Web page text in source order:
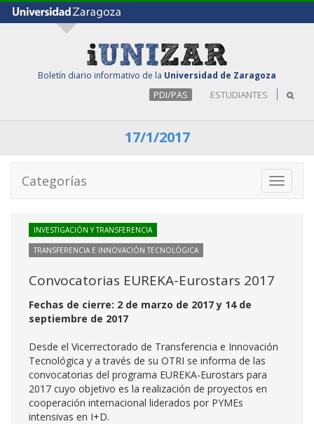
Boletín diario informativo de la Universidad de Zaragoza
PDI/PAS ESTUDIANTES
17/1/2017
Toggle
Categorías
INVESTIGACIÓN Y TRANSFERENCIA
TRANSFERENCIA E INNOVACIÓN TECNOLÓGICA
Convocatorias EUREKA-Eurostars 2017
Fechas de cierre: 2 de marzo de 2017 y 14 de
septiembre de 2017
Desde el Vicerrectorado de Transferencia e Innovación
Tecnológica y a través de su OTRI se informa de las
convocatorias del programa EUREKA-Eurostars para
2017 cuyo objetivo es la realización de proyectos en
cooperación internacional liderados por PYMEs
intensivas en I+D.